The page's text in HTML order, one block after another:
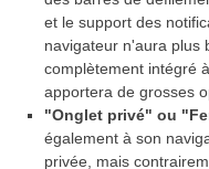
et le support des
navigateur n'aura plus
complètement intégré
apportera de grosses
"Onglet privé" ou
également à son
privée, mais